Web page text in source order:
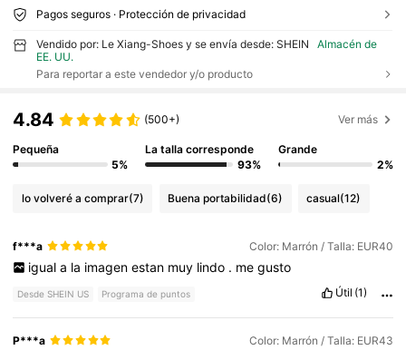
Pagos seguros · Protección de privacidad
Vendido por: Le Xiang-Shoes y se envía desde: SHEIN
Almacén de
EE. UU.
Para reportar a este vendedor y/o producto
4.84 (500+) Ver más
Pequeña
5%
La talla corresponde
93%
Grande
2%
lo volveré a comprar(7) Buena portabilidad(6) casual(12)
f***a Color: Marrón / Talla: EUR40
igual a la imagen estan muy lindo . me gusto
Desde SHEIN US Programa de puntos Útil (1)
P***a Color: Marrón / Talla: EUR43